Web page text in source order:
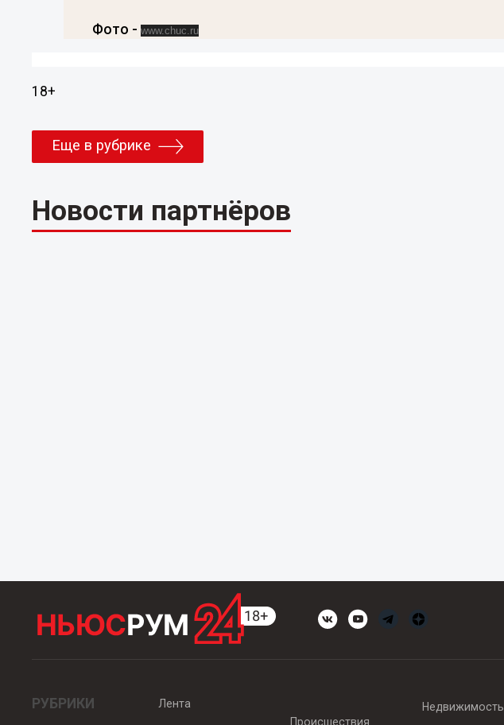
Фото -www.chuc.ru
18+
Еще в рубрике
Новости партнёров
РУБРИКИ
Лента
Происшествия
Недвижимость